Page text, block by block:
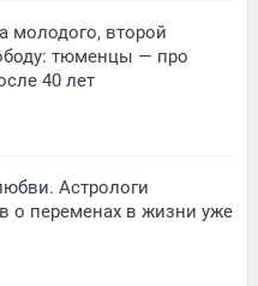
молодого, второй
тюменцы — про
40 лет
Астрологи
о переменах в жизни уже